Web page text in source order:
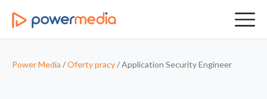
Power Media /Oferty pracy/Application Security Engineer